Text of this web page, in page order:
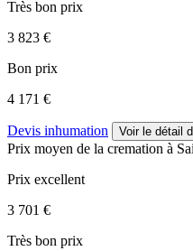
Très bon prix
3 823 €
Bon prix
4 171 €
Devis inhumation Voir le détail
Prix moyen de la cremation à
Prix excellent
3 701 €
Très bon prix